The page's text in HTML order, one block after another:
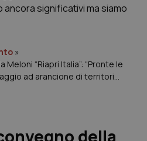
»
“Riapri Italia”: “Pronte le
ad arancione di territori
della